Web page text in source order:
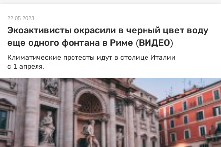
22.05.2023
Экоактивисты окрасили в черный цвет воду
еще одного фонтана в Риме (ВИДЕО)
Климатические протесты идут в столице Италии
с 1 апреля.